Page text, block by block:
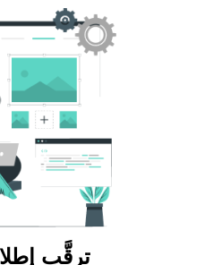
ترقَّب